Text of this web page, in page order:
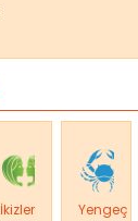
İkizler Yengeç